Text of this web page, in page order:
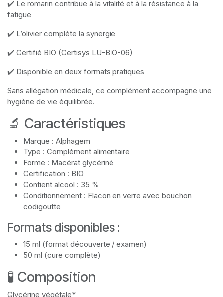
✔️ Le romarin contribue à la vitalité et à la résistance à la
fatigue
✔️ L’olivier complète la synergie
✔️ Certifié BIO (Certisys LU-BIO-06)
✔️ Disponible en deux formats pratiques
Sans allégation médicale, ce complément accompagne une
hygiène de vie équilibrée.
🔬 Caractéristiques
Marque : Alphagem
Type : Complément alimentaire
Forme : Macérat glycériné
Certification : BIO
Contient alcool : 35 %
Conditionnement : Flacon en verre avec bouchon
codigoutte
Formats disponibles :
15 ml (format découverte / examen)
50 ml (cure complète)
🧪 Composition
Glycérine végétale*